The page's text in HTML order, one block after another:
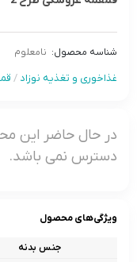
شناسه محصول: نامعلوم
غذاخوری و تغذیه نوزاد /
در حال حاضر این
دسترس نمی باشد.
ویژگی‌های محصول
جنس بدنه